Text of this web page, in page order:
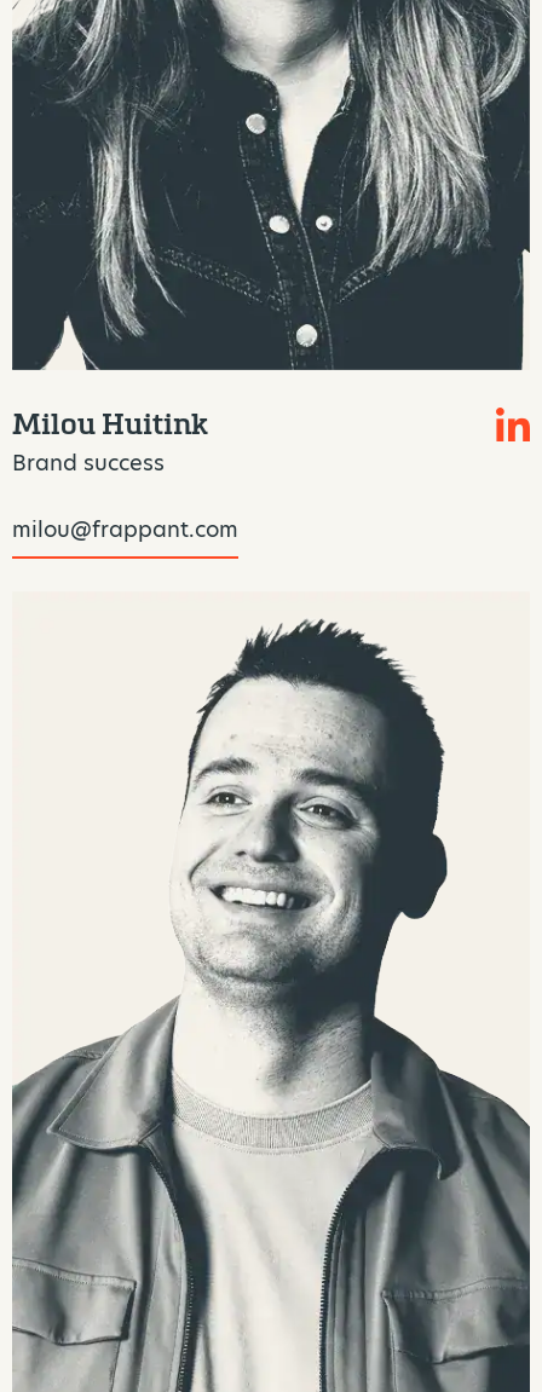
Milou Huitink
Brand success
milou@frappant.com